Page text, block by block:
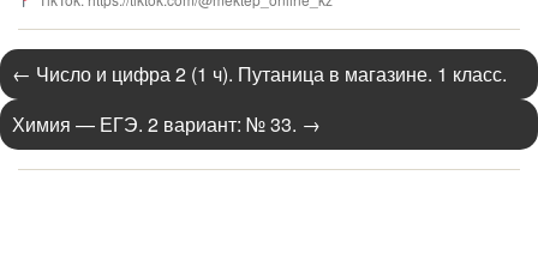
← Число и цифра 2 (1 ч). Путаница в магазине. 1 класс.
Химия — ЕГЭ. 2 вариант: № 33. →